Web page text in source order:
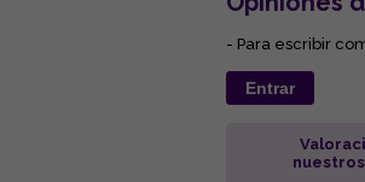
- Para escribir
Entrar